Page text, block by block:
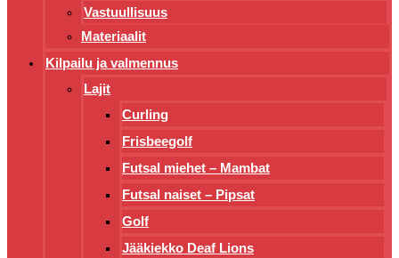
Vastuullisuus
Materiaalit
Kilpailu ja valmennus
Lajit
Curling
Frisbeegolf
Futsal miehet – Mambat
Futsal naiset – Pipsat
Golf
Jääkiekko Deaf Lions